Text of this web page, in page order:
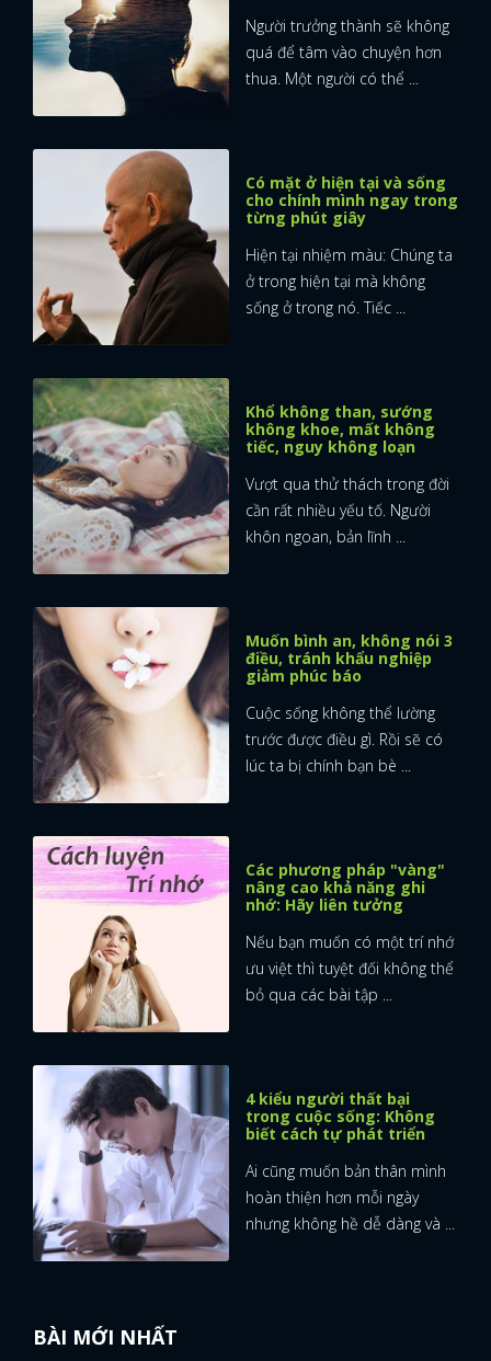
ĐĂNG NHẬP
Người trưởng thành sẽ không
quá để tâm vào chuyện hơn
thua. Một người có thể ...
Có mặt ở hiện tại và sống
cho chính mình ngay trong
từng phút giây
Hiện tại nhiệm màu: Chúng ta
ở trong hiện tại mà không
sống ở trong nó. Tiếc ...
Khổ không than, sướng
không khoe, mất không
tiếc, nguy không loạn
Vượt qua thử thách trong đời
cần rất nhiều yếu tố. Người
khôn ngoan, bản lĩnh ...
Muốn bình an, không nói 3
điều, tránh khẩu nghiệp
giảm phúc báo
Cuộc sống không thể lường
trước được điều gì. Rồi sẽ có
lúc ta bị chính bạn bè ...
Các phương pháp "vàng"
nâng cao khả năng ghi
nhớ: Hãy liên tưởng
Nếu bạn muốn có một trí nhớ
ưu việt thì tuyệt đối không thể
bỏ qua các bài tập ...
4 kiểu người thất bại
trong cuộc sống: Không
biết cách tự phát triển
Ai cũng muốn bản thân mình
hoàn thiện hơn mỗi ngày
nhưng không hề dễ dàng và ...
BÀI MỚI NHẤT